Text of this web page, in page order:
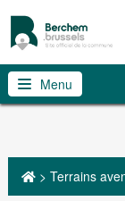
Menu
> Terrains